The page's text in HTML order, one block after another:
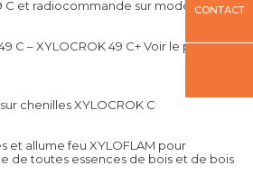
C et radiocommande sur modèle 49
C – XYLOCROK 49 C+Voir le produit
chenilles XYLOCROK C
et allume feu XYLOFLAM pour
de toutes essences de bois et de bois
CONTACT